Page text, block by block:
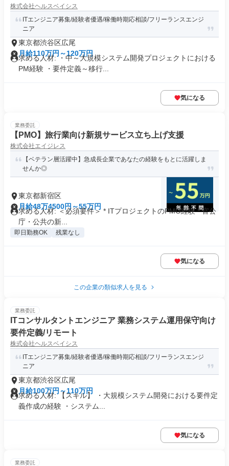
株式会社ヘルスベイシス
ITエンジニア募集/経験者優遇/稼働時期応相談/フリーランスエンジ
ニア
東京都渋谷区広尾
月給110万円～120万円
求める人材: ・中～大規模システム開発プロジェクトにおける
PM経験 ・要件定義～移行...
気になる
業務委託
【PMO】旅行業向け新規サービス立ち上げ支援
株式会社エイジレス
【ベテラン層活躍中】急成長企業であなたの経験をもとに活躍しま
せんか◎
東京都新宿区
月給48万4500円～55万円
求める人材: ＜必須要件＞ * ITプロジェクトのPMO経験 * 官公
庁・公共の新...
即日勤務OK 残業なし
気になる
この企業の類似求人を見る
業務委託
ITコンサルタントエンジニア 業務システム運用保守向け
要件定義/リモート
株式会社ヘルスベイシス
ITエンジニア募集/経験者優遇/稼働時期応相談/フリーランスエンジ
ニア
東京都渋谷区広尾
月給100万円～110万円
求める人材: 【スキル】 ・大規模システム開発における要件定
義作成の経験 ・システム...
気になる
業務委託